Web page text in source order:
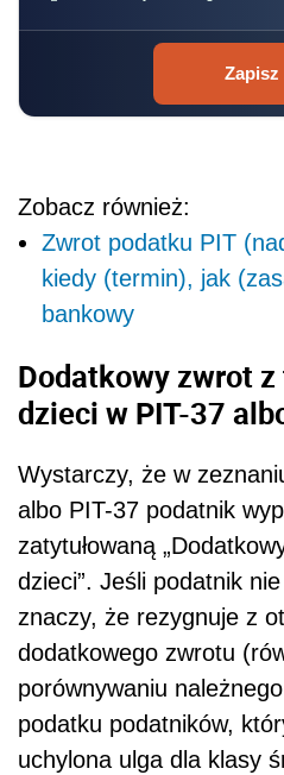
Zapisz
Zobacz również:
Zwrot podatku PIT
kiedy (termin), jak
bankowy
Dodatkowy zwrot z
dzieci w PIT-37
Wystarczy, że w
albo PIT-37 podatnik
zatytułowaną
dzieci”. Jeśli podatnik
znaczy, że rezygnuje z
dodatkowego zwrotu
porównywaniu
podatku podatników,
uchylona ulga dla klasy